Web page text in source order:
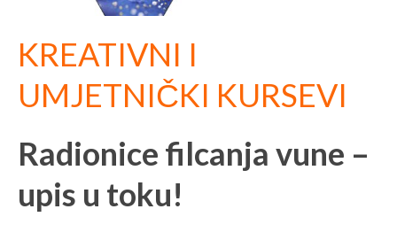
KREATIVNI I
UMJETNIČKI KURSEVI
Radionice filcanja vune –
upis u toku!